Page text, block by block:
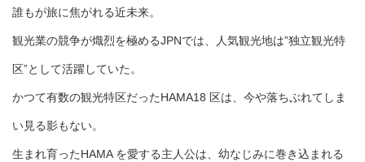
誰もが旅に焦がれる近未来。
観光業の競争が熾烈を極めるJPNでは、人気観光地は”独立観光特
区”として活躍していた。
かつて有数の観光特区だったHAMA18 区は、今や落ちぶれてしま
い見る影もない。
生まれ育ったHAMA を愛する主人公は、幼なじみに巻き込まれる